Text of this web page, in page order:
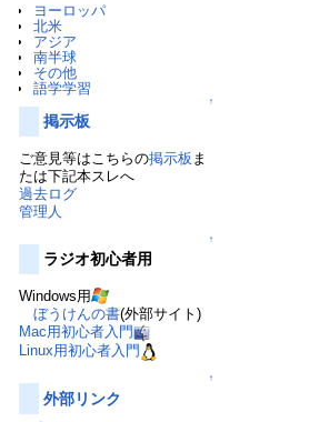
ヨーロッパ
北米
アジア
南半球
その他
語学学習
↑
掲示板
ご意見等はこちらの掲示板 ま
たは下記本スレへ
過去ログ
管理人
↑
ラジオ初心者用
Windows用
ぼうけんの書(外部サイト)
Mac用初心者入門
Linux用初心者入門
↑
外部リンク